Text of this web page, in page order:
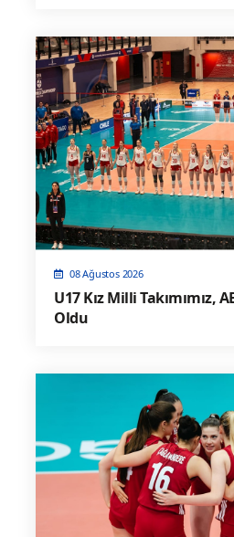
08 Ağustos 2026
U17 Kız Milli Takımımız,
Oldu